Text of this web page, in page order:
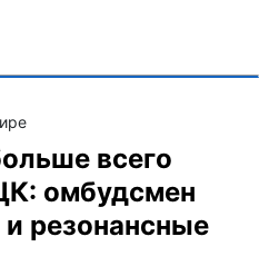
всего
омбудсмен
и резонансные